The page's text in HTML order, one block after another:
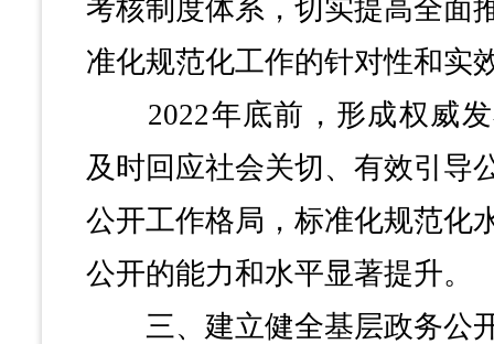
考核制度体系，切实提高全面
准化规范化工作的针对性和实
2022年底前，形成权威发
及时回应社会关切、有效引导
公开工作格局，标准化规范化
公开的能力和水平显著提升。
三、建立健全基层政务公